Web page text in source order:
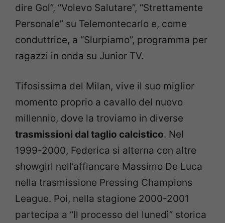
dire Gol”, “Volevo Salutare”, “Strettamente
Personale” su Telemontecarlo e, come
conduttrice, a “Slurpiamo”, programma per
ragazzi in onda su Junior TV.
Tifosissima del Milan, vive il suo miglior
momento proprio a cavallo del nuovo
millennio, dove la troviamo in diverse
trasmissioni dal taglio calcistico. Nel
1999-2000, Federica si alterna con altre
showgirl nell’affiancare Massimo De Luca
nella trasmissione Pressing Champions
League. Poi, nella stagione 2000-2001
partecipa a “Il processo del lunedì” storica